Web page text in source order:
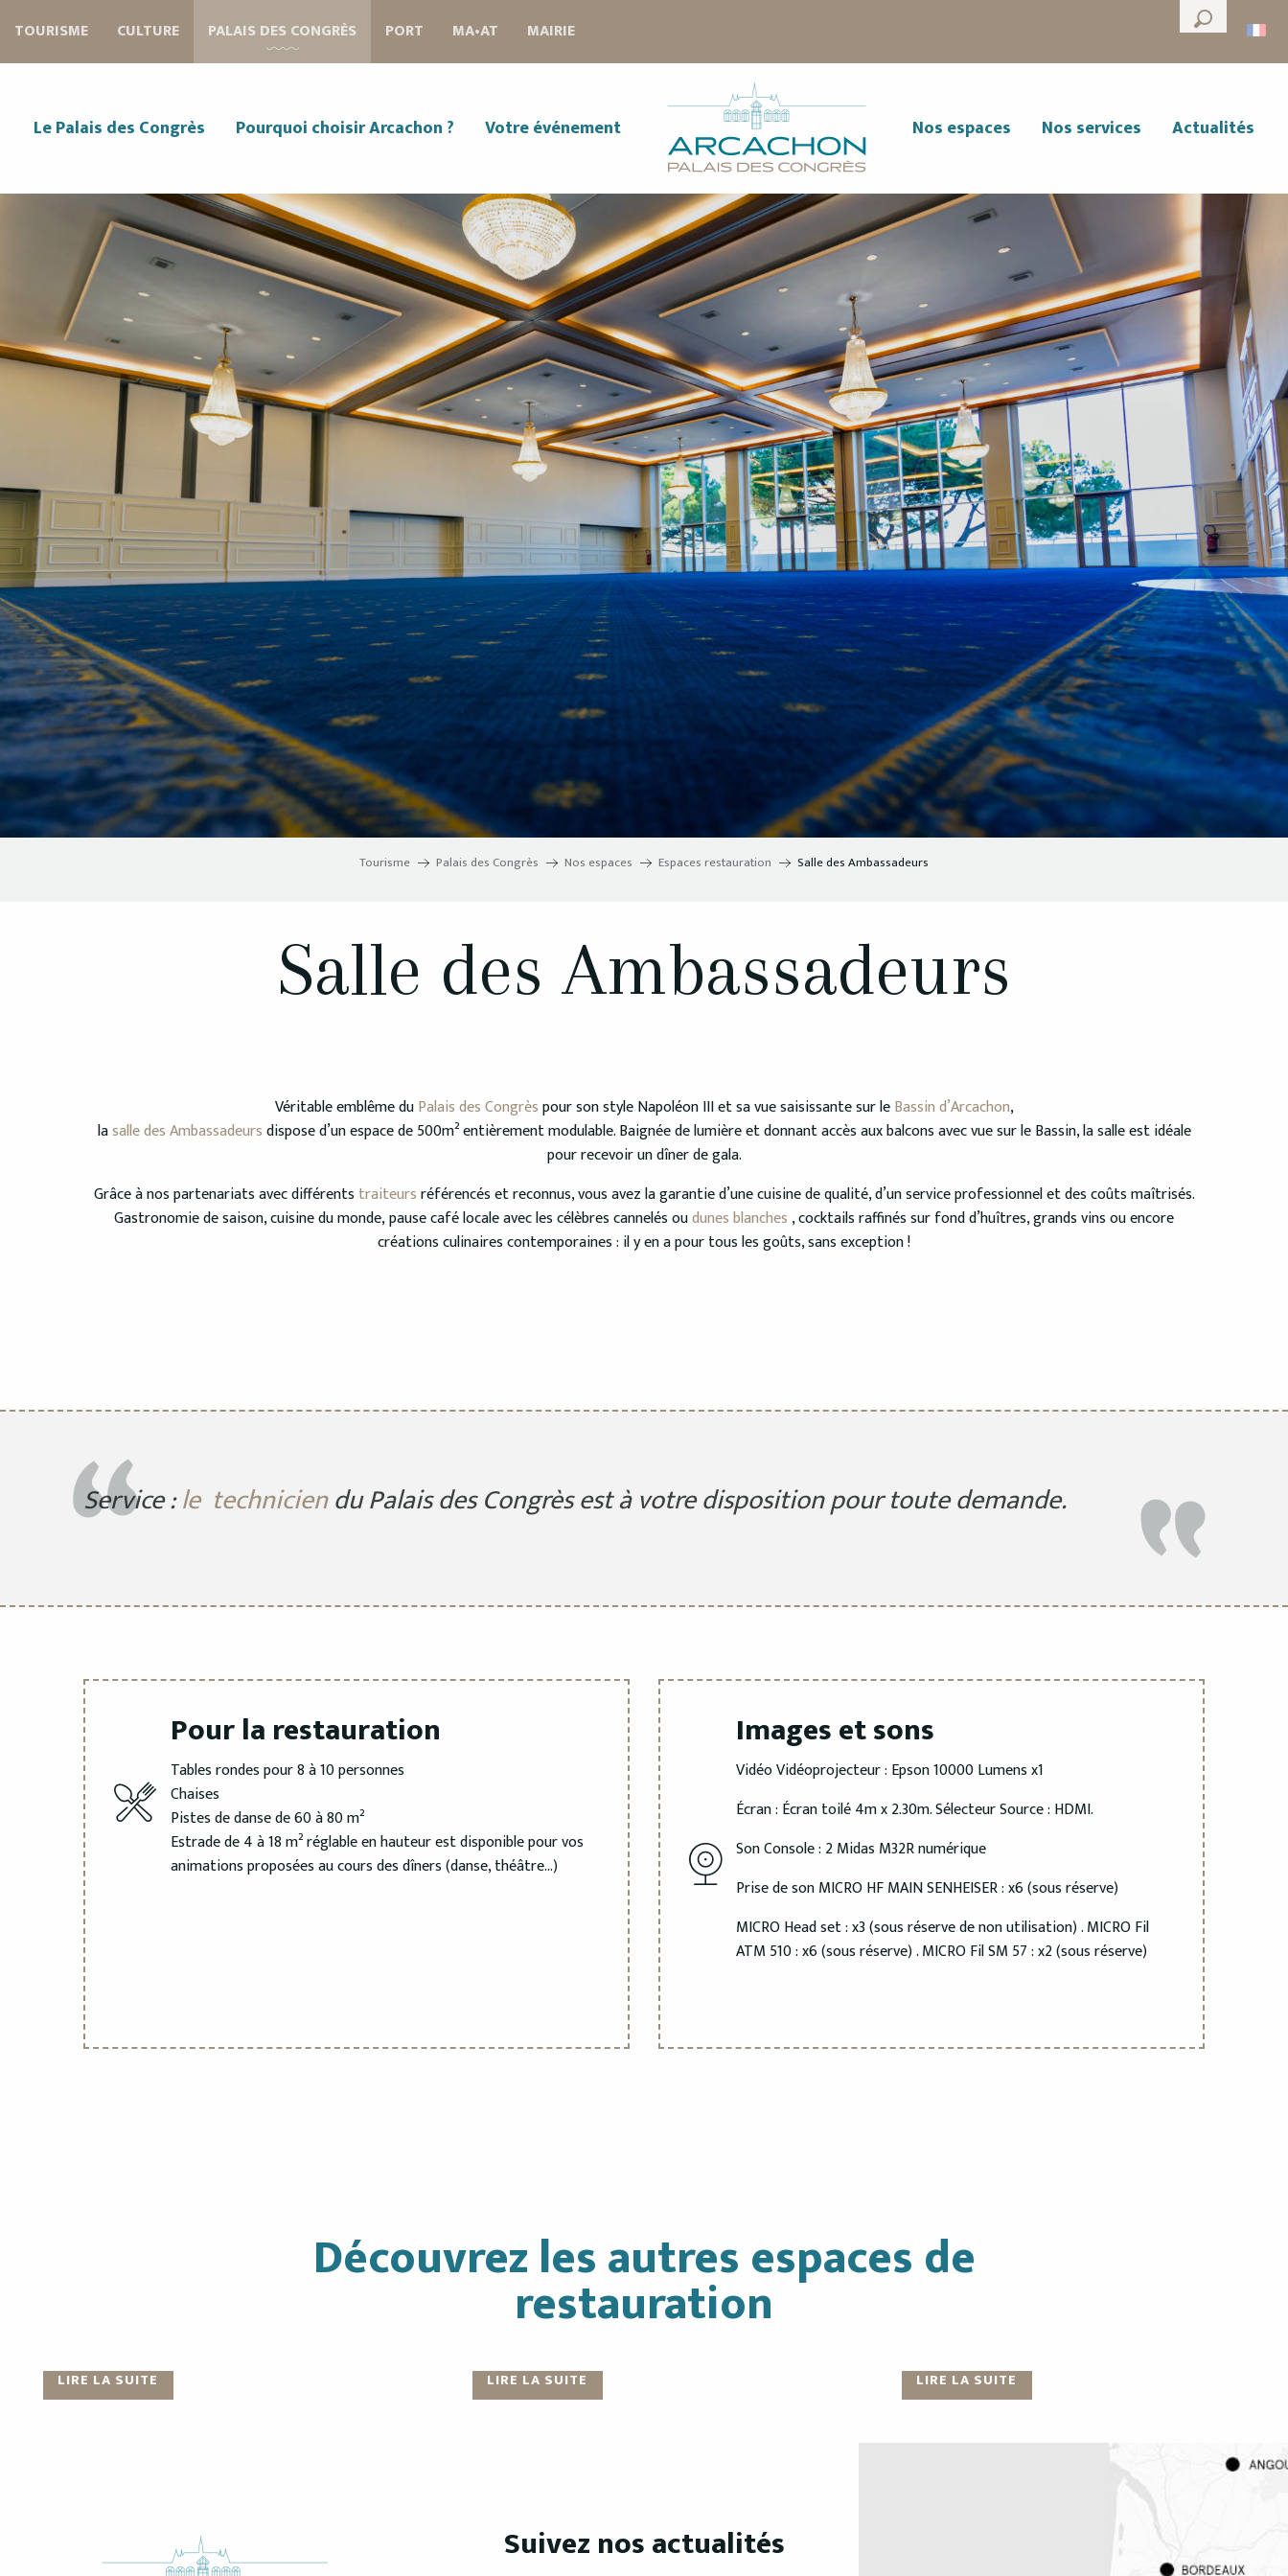
contenu
--°
Recherche
TOURISME CULTURE PALAIS DES CONGRÈS PORT MAIRIE
MA•AT
Le Palais des Congrès Pourquoi choisir Arcachon ? Votre événement Nos espaces Nos services Actualités
Tourisme Palais des Congrès Nos espaces Espaces restauration Salle des Ambassadeurs
Salle des Ambassadeurs
Véritable emblême duPalais des Congrèspour son style Napoléon III et sa vue saisissante sur leBassin d’Arcachon,
lasalle des Ambassadeursdispose d’un espace de 500m² entièrement modulable. Baignée de lumière et donnant accès aux balcons avec vue sur le Bassin, la salle est idéale
pour recevoir un dîner de gala.
Grâce à nos partenariats avec différents traiteursréférencés et reconnus, vous avez la garantie d’une cuisine de qualité, d’un service professionnel et des coûts maîtrisés.
Gastronomie de saison, cuisine du monde, pause café locale avec les célèbres cannelés oudunes blanches , cocktails raffinés sur fond d’huîtres, grands vins ou encore
créations culinaires contemporaines : il y en a pour tous les goûts, sans exception !
Service :le techniciendu Palais des Congrès est à votre disposition pour toute demande.
Pour la restauration
Tables rondes pour 8 à 10 personnes
Chaises
Pistes de danse de 60 à 80 m²
Estrade de 4 à 18 m² réglable en hauteur est disponible pour vos
animations proposées au cours des dîners (danse, théâtre…)
Images et sons
Vidéo Vidéoprojecteur : Epson 10000 Lumens x1
Écran : Écran toilé 4m x 2.30m. Sélecteur Source : HDMI.
Son Console : 2 Midas M32R numérique
Prise de son MICRO HF MAIN SENHEISER : x6 (sous réserve)
MICRO Head set : x3 (sous réserve de non utilisation) . MICRO Fil
ATM 510 : x6 (sous réserve) . MICRO Fil SM 57 : x2 (sous réserve)
Découvrez les autres espaces de
restauration
LIRE LA SUITE
Tir au Vol
LIRE LA SUITE
Les Terrasses du Palais
LIRE LA SUITE
Suivez nos actualités